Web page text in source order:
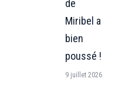
de
Miribel a
bien
poussé !
9 juillet 2026